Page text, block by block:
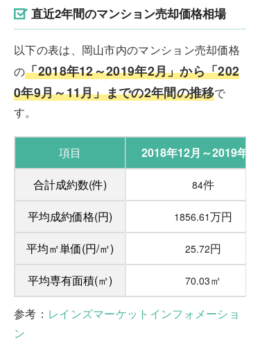
直近2年間のマンション売却価格相場
以下の表は、岡山市内のマンション売却価格
の「2018年12～2019年2月」から「202
0年9月～11月」までの2年間の推移で
す。
項目
2018年12月～2019年2月
合計成約数(件)
84件
平均成約価格(円)
1856.61万円
平均㎡単価(円/㎡)
25.72円
平均専有面積(㎡)
70.03㎡
参考： レインズマーケットインフォメーショ
ン